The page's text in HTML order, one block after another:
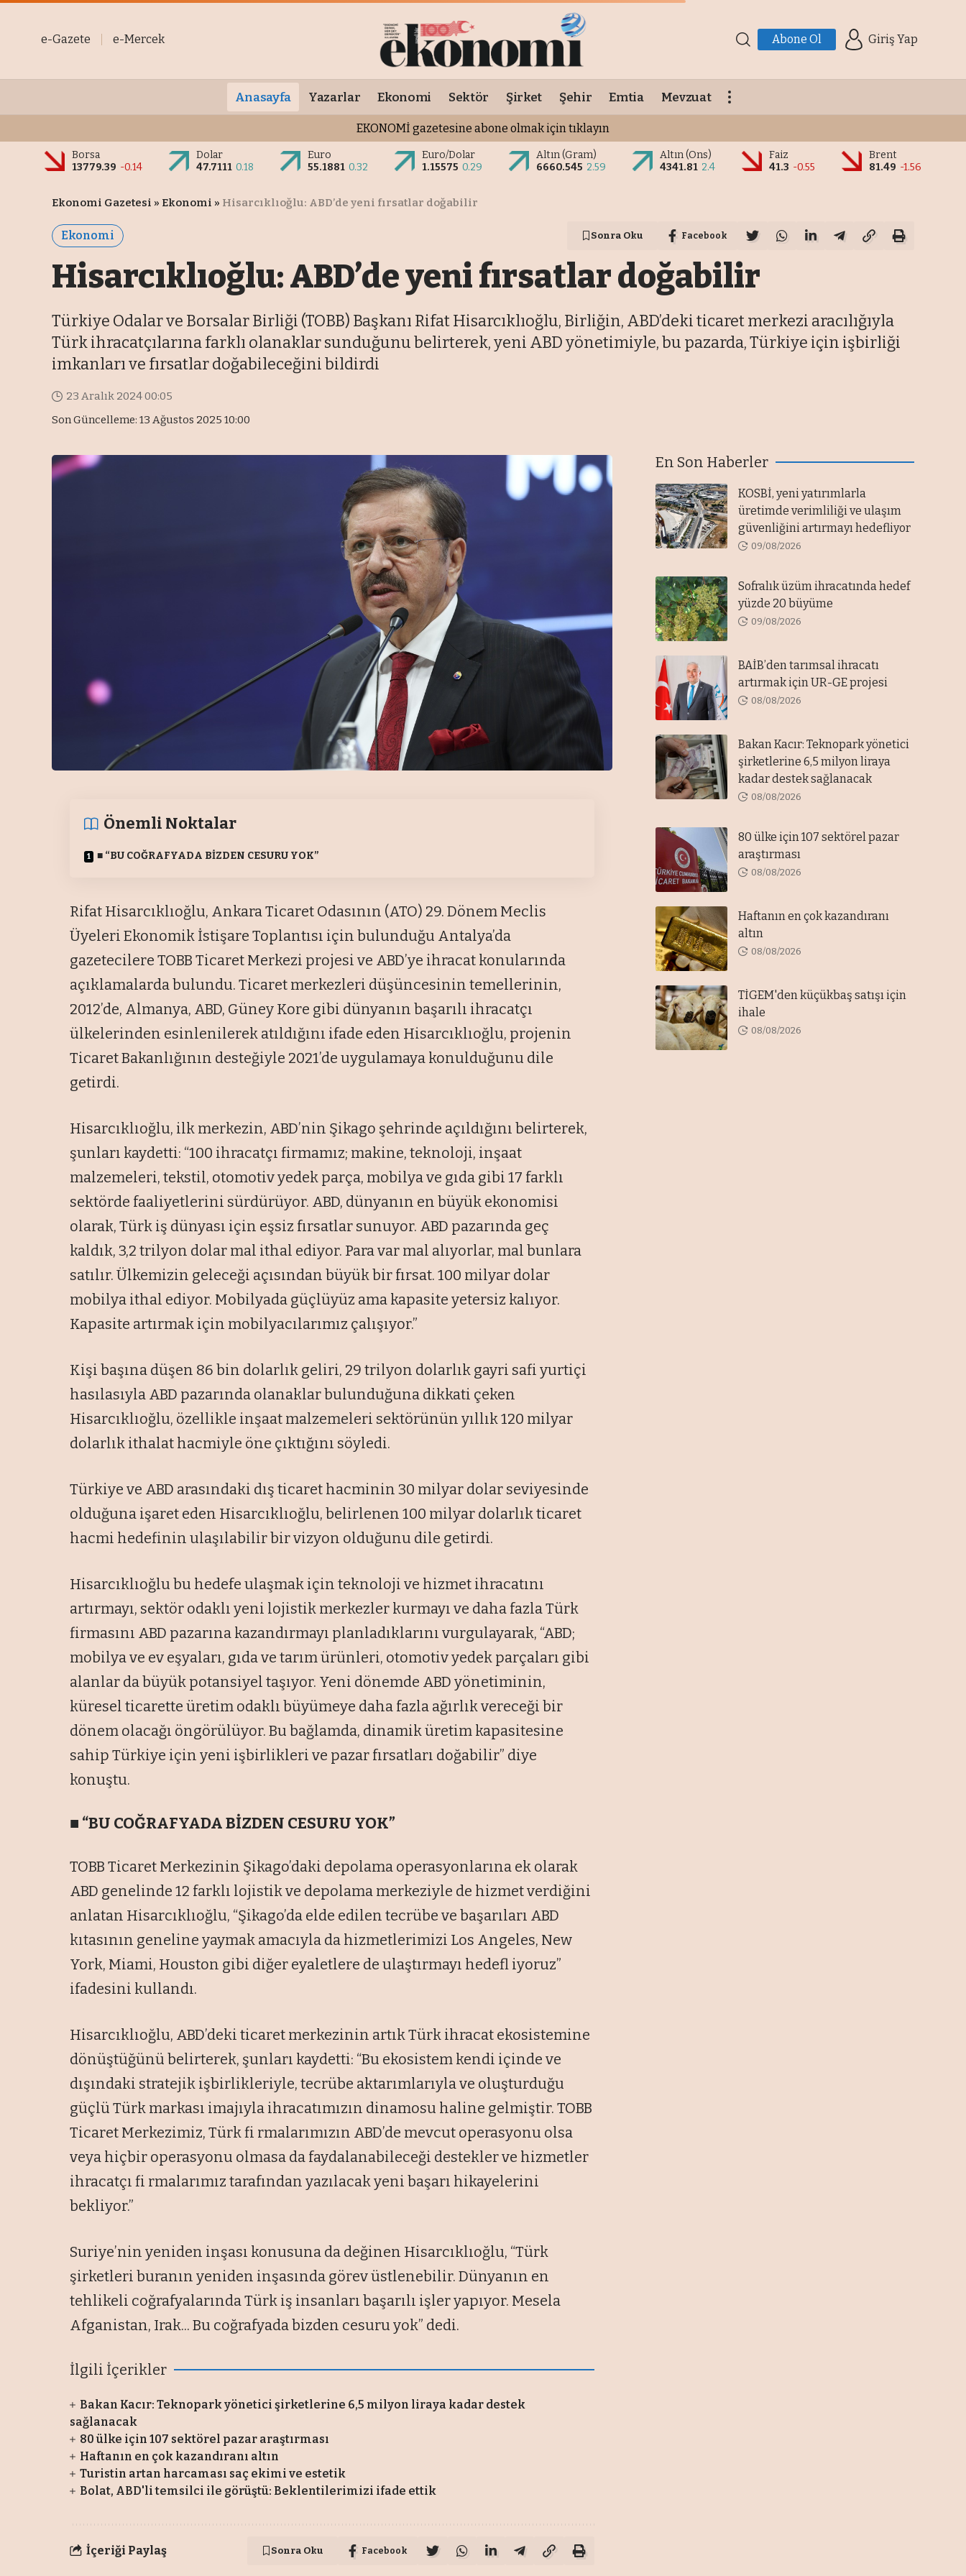
e-Gazete e-Mercek Abone Ol Giriş Yap
Anasayfa Yazarlar Ekonomi Sektör Şirket Şehir Emtia Mevzuat
EKONOMİ gazetesine abone olmak için tıklayın
Borsa
13779.39 -0.14
Dolar
47.7111 0.18
Euro
55.1881 0.32
Euro/Dolar
1.15575 0.29
Altın (Gram)
6660.545 2.59
Altın (Ons)
4341.81 2.4
Faiz
41.3 -0.55
Brent
81.49 -1.56
Ekonomi Gazetesi » Ekonomi » Hisarcıklıoğlu: ABD’de yeni fırsatlar doğabilir
Ekonomi Sonra Oku Facebook
Hisarcıklıoğlu: ABD’de yeni fırsatlar doğabilir
Türkiye Odalar ve Borsalar Birliği (TOBB) Başkanı Rifat Hisarcıklıoğlu, Birliğin, ABD’deki ticaret merkezi aracılığıyla
Türk ihracatçılarına farklı olanaklar sunduğunu belirterek, yeni ABD yönetimiyle, bu pazarda, Türkiye için işbirliği
imkanları ve fırsatlar doğabileceğini bildirdi
Son Güncelleme: 13 Ağustos 2025 10:00
23 Aralık 2024 00:05
Önemli Noktalar
■ “BU COĞRAFYADA BİZDEN CESURU YOK”
Rifat Hisarcıklıoğlu, Ankara Ticaret Odasının (ATO) 29. Dönem Meclis
Üyeleri Ekonomik İstişare Toplantısı için bulunduğu Antalya’da
gazetecilere TOBB Ticaret Merkezi projesi ve ABD’ye ihracat konularında
açıklamalarda bulundu. Ticaret merkezleri düşüncesinin temellerinin,
2012’de, Almanya, ABD, Güney Kore gibi dünyanın başarılı ihracatçı
ülkelerinden esinlenilerek atıldığını ifade eden Hisarcıklıoğlu, projenin
Ticaret Bakanlığının desteğiyle 2021’de uygulamaya konulduğunu dile
getirdi.
Hisarcıklıoğlu, ilk merkezin, ABD’nin Şikago şehrinde açıldığını belirterek,
şunları kaydetti: “100 ihracatçı firmamız; makine, teknoloji, inşaat
malzemeleri, tekstil, otomotiv yedek parça, mobilya ve gıda gibi 17 farklı
sektörde faaliyetlerini sürdürüyor. ABD, dünyanın en büyük ekonomisi
olarak, Türk iş dünyası için eşsiz fırsatlar sunuyor. ABD pazarında geç
kaldık, 3,2 trilyon dolar mal ithal ediyor. Para var mal alıyorlar, mal bunlara
satılır. Ülkemizin geleceği açısından büyük bir fırsat. 100 milyar dolar
mobilya ithal ediyor. Mobilyada güçlüyüz ama kapasite yetersiz kalıyor.
Kapasite artırmak için mobilyacılarımız çalışıyor.”
Kişi başına düşen 86 bin dolarlık geliri, 29 trilyon dolarlık gayri safi yurtiçi
hasılasıyla ABD pazarında olanaklar bulunduğuna dikkati çeken
Hisarcıklıoğlu, özellikle inşaat malzemeleri sektörünün yıllık 120 milyar
dolarlık ithalat hacmiyle öne çıktığını söyledi.
Türkiye ve ABD arasındaki dış ticaret hacminin 30 milyar dolar seviyesinde
olduğuna işaret eden Hisarcıklıoğlu, belirlenen 100 milyar dolarlık ticaret
hacmi hedefinin ulaşılabilir bir vizyon olduğunu dile getirdi.
Hisarcıklıoğlu bu hedefe ulaşmak için teknoloji ve hizmet ihracatını
artırmayı, sektör odaklı yeni lojistik merkezler kurmayı ve daha fazla Türk
firmasını ABD pazarına kazandırmayı planladıklarını vurgulayarak, “ABD;
mobilya ve ev eşyaları, gıda ve tarım ürünleri, otomotiv yedek parçaları gibi
alanlar da büyük potansiyel taşıyor. Yeni dönemde ABD yönetiminin,
küresel ticarette üretim odaklı büyümeye daha fazla ağırlık vereceği bir
dönem olacağı öngörülüyor. Bu bağlamda, dinamik üretim kapasitesine
sahip Türkiye için yeni işbirlikleri ve pazar fırsatları doğabilir” diye
konuştu.
■ “BU COĞRAFYADA BİZDEN CESURU YOK”
TOBB Ticaret Merkezinin Şikago’daki depolama operasyonlarına ek olarak
ABD genelinde 12 farklı lojistik ve depolama merkeziyle de hizmet verdiğini
anlatan Hisarcıklıoğlu, “Şikago’da elde edilen tecrübe ve başarıları ABD
kıtasının geneline yaymak amacıyla da hizmetlerimizi Los Angeles, New
York, Miami, Houston gibi diğer eyaletlere de ulaştırmayı hedefl iyoruz”
ifadesini kullandı.
Hisarcıklıoğlu, ABD’deki ticaret merkezinin artık Türk ihracat ekosistemine
dönüştüğünü belirterek, şunları kaydetti: “Bu ekosistem kendi içinde ve
dışındaki stratejik işbirlikleriyle, tecrübe aktarımlarıyla ve oluşturduğu
güçlü Türk markası imajıyla ihracatımızın dinamosu haline gelmiştir. TOBB
Ticaret Merkezimiz, Türk fi rmalarımızın ABD’de mevcut operasyonu olsa
veya hiçbir operasyonu olmasa da faydalanabileceği destekler ve hizmetler
ihracatçı fi rmalarımız tarafından yazılacak yeni başarı hikayelerini
bekliyor.”
Suriye’nin yeniden inşası konusuna da değinen Hisarcıklıoğlu, “Türk
şirketleri buranın yeniden inşasında görev üstlenebilir. Dünyanın en
tehlikeli coğrafyalarında Türk iş insanları başarılı işler yapıyor. Mesela
Afganistan, Irak... Bu coğrafyada bizden cesuru yok” dedi.
İlgili İçerikler
Bakan Kacır: Teknopark yönetici şirketlerine 6,5 milyon liraya kadar destek
sağlanacak
80 ülke için 107 sektörel pazar araştırması
Haftanın en çok kazandıranı altın
Turistin artan harcaması saç ekimi ve estetik
Bolat, ABD'li temsilci ile görüştü: Beklentilerimizi ifade ettik
İçeriği Paylaş Sonra Oku Facebook
En Son Haberler
KOSBİ, yeni yatırımlarla
üretimde verimliliği ve ulaşım
güvenliğini artırmayı hedefliyor
09/08/2026
Sofralık üzüm ihracatında hedef
yüzde 20 büyüme
09/08/2026
BAİB’den tarımsal ihracatı
artırmak için UR-GE projesi
08/08/2026
Bakan Kacır: Teknopark yönetici
şirketlerine 6,5 milyon liraya
kadar destek sağlanacak
08/08/2026
80 ülke için 107 sektörel pazar
araştırması
08/08/2026
Haftanın en çok kazandıranı
altın
08/08/2026
TİGEM'den küçükbaş satışı için
ihale
08/08/2026